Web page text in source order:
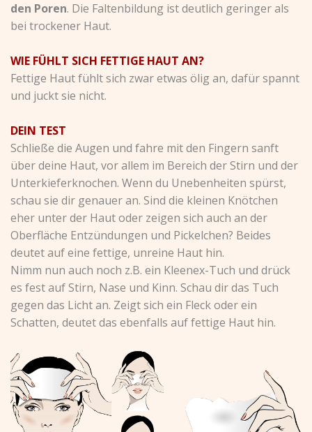
den Poren. Die Faltenbildung ist deutlich geringer als
bei trockener Haut.
WIE FÜHLT SICH FETTIGE HAUT AN?
Fettige Haut fühlt sich zwar etwas ölig an, dafür spannt
und juckt sie nicht.
DEIN TEST
Schließe die Augen und fahre mit den Fingern sanft
über deine Haut, vor allem im Bereich der Stirn und der
Unterkieferknochen. Wenn du Unebenheiten spürst,
schau sie dir genauer an. Sind die kleinen Knötchen
eher unter der Haut oder zeigen sich auch an der
Oberfläche Entzündungen und Pickelchen? Beides
deutet auf eine fettige, unreine Haut hin.
Nimm nun auch noch z.B. ein Kleenex-Tuch und drück
es fest auf Stirn, Nase und Kinn. Schau dir das Tuch
gegen das Licht an. Zeigt sich ein Fleck oder ein
Schatten, deutet das ebenfalls auf fettige Haut hin.